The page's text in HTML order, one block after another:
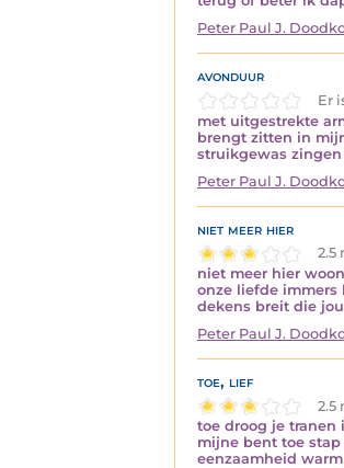
Peter Paul J.
avonduur
Er
met uitgestrekte
brengt zitten in
struikgewas
Peter Paul J.
niet meer hier
2.5
niet meer hier
onze liefde
dekens breit die
Peter Paul J.
toe, lief
2.5
toe droog je
mijne bent toe
eenzaamheid